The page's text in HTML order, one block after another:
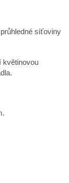
síťoviny
květinovou